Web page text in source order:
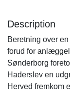
Description
Beretning over
forud for
Sønderborg
Haderslev en
Herved fremkom